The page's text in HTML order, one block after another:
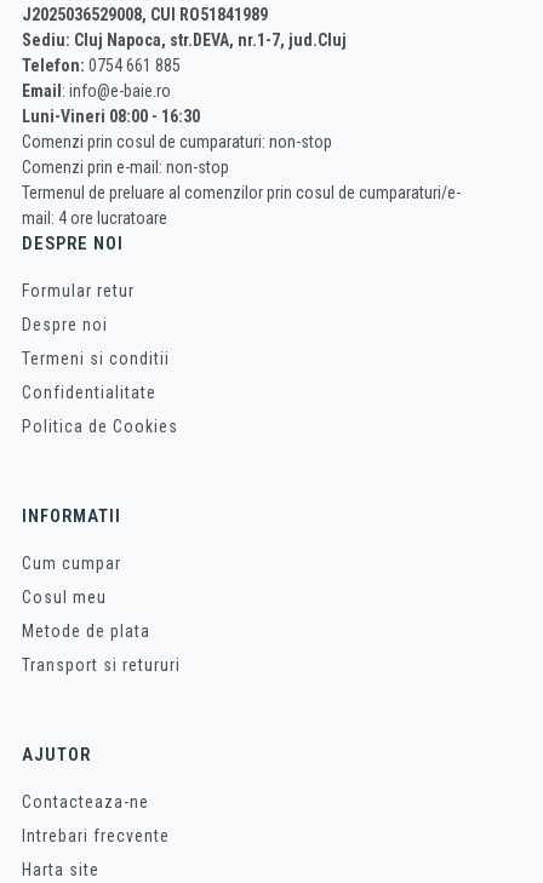
J2025036529008, CUI RO51841989
Sediu: Cluj Napoca, str.DEVA, nr.1-7, jud.Cluj
Telefon: 0754 661 885
Email : info@e-baie.ro
Luni-Vineri 08:00 - 16:30
Comenzi prin cosul de cumparaturi: non-stop
Comenzi prin e-mail: non-stop
Termenul de preluare al comenzilor prin cosul de cumparaturi/e-
mail: 4 ore lucratoare
DESPRE NOI
Formular retur
Despre noi
Termeni si conditii
Confidentialitate
Politica de Cookies
INFORMATII
Cum cumpar
Cosul meu
Metode de plata
Transport si retururi
AJUTOR
Contacteaza-ne
Intrebari frecvente
Harta site